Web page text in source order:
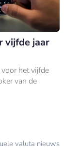
vijfde jaar
het vijfde
van de
valuta nieuws